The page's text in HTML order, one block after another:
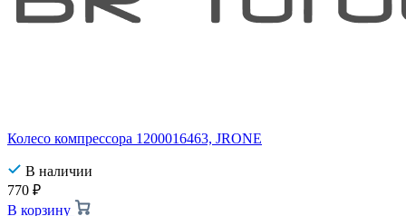
Колесо компрессора 1200016463, JRONE
В наличии
770 ₽
В корзину